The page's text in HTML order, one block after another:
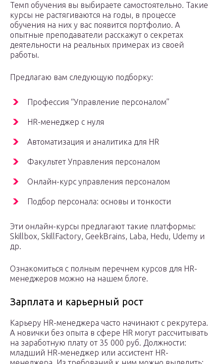
Темп обучения вы выбираете самостоятельно. Такие
курсы не растягиваются на годы, в процессе
обучения на них у вас появится портфолио. А
опытные преподаватели расскажут о секретах
деятельности на реальных примерах из своей
работы.
Предлагаю вам следующую подборку:
Профессия “Управление персоналом”
HR-менеджер с нуля
Автоматизация и аналитика для HR
Факультет Управления персоналом
Онлайн-курс управления персоналом
Подбор персонала: основы и тонкости
Эти онлайн-курсы предлагают такие платформы:
Skillbox, SkillFactory, GeekBrains, Laba, Hedu, Udemy и
др.
Ознакомиться с полным перечнем курсов для HR-
менеджеров можно на нашем блоге.
Зарплата и карьерный рост
Карьеру HR-менеджера часто начинают с рекрутера.
А новички без опыта в сфере HR могут рассчитывать
на заработную плату от 35 000 руб. Должности:
младший HR-менеджер или ассистент HR-